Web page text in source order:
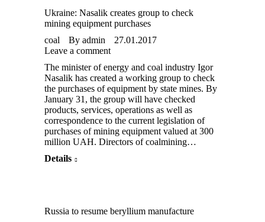
Ukraine: Nasalik creates group to check
mining equipment purchases
coal
By admin
27.01.2017
Leave a comment
The minister of energy and coal industry Igor
Nasalik has created a working group to check
the purchases of equipment by state mines. By
January 31, the group will have checked
products, services, operations as well as
correspondence to the current legislation of
purchases of mining equipment valued at 300
million UAH. Directors of coalmining…
Details
Russia to resume beryllium manufacture